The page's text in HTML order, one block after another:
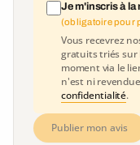
Je m'inscris à la
(obligatoire pour
Vous recevrez
gratuits triés sur
moment via le
n'est ni
confidentialité.
Publier mon avis